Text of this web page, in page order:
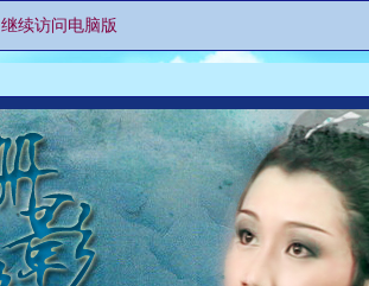
继续访问电脑版